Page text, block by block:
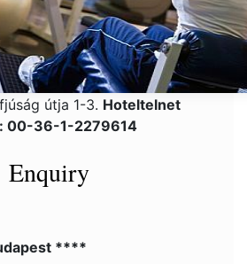
útja 1-3. Hoteltelnet
00-36-1-2279614
Enquiry
****